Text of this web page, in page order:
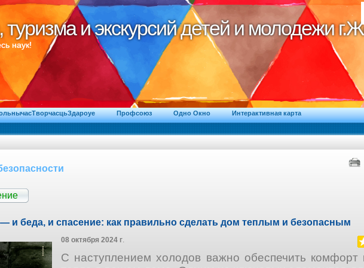
туризма и экскурсий детей и молодежи
туризма и экскурсий детей и молодежи
наук!
Профсоюз Одно Окно Интерактивная карта
и беда, и спасение: как правильно сделать дом теплым и безопасным
08 октября 2024 г.
С наступлением холодов важно обеспечить комфорт